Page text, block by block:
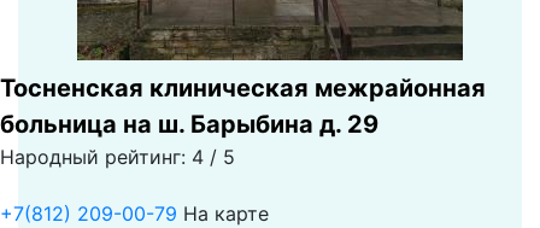
Тосненская клиническая межрайонная
больница на ш. Барыбина д. 29
Народный рейтинг: 4 / 5
+7(812) 209-00-79 На карте